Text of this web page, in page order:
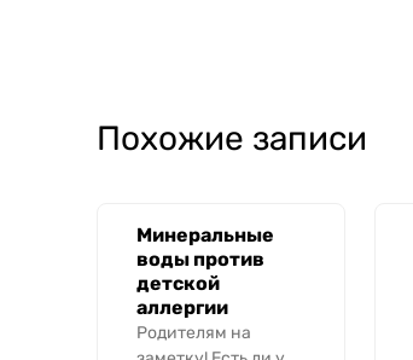
Похожие записи
Минеральные
воды против
детской
аллергии
Родителям на